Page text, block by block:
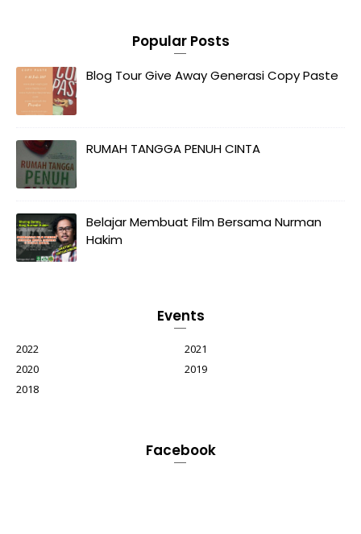
Popular Posts
Blog Tour Give Away Generasi Copy Paste
RUMAH TANGGA PENUH CINTA
Belajar Membuat Film Bersama Nurman
Hakim
Events
2022
2021
2020
2019
2018
Facebook